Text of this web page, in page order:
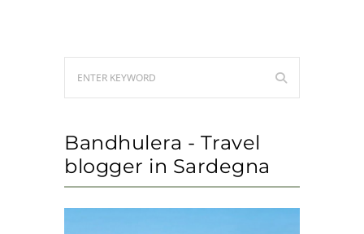
Bandhulera - Travel
blogger in Sardegna